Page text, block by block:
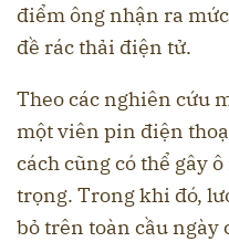
điểm ông nhận ra
đề rác thải điện tử.
Theo các nghiên cứu
một viên pin điện
cách cũng có thể gây
trọng. Trong khi đó,
bỏ trên toàn cầu ngày